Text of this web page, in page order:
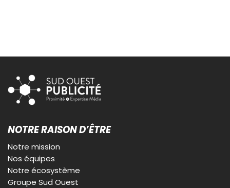
NOTRE RAISON D’ÊTRE
Notre mission
Nos équipes
Notre écosystème
Groupe Sud Ouest